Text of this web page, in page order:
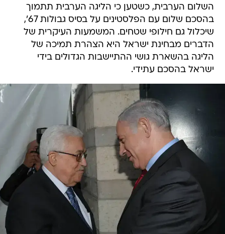
השלום הערבית, כשטען כי הליגה הערבית תתמוך
בהסכם שלום עם הפלסטינים על בסיס גבולות 67',
שיכלול גם חילופי שטחים. המשמעות העיקרית של
הדברים מבחינת ישראל היא הצהרת תמיכה של
הליגה בהשארת גושי ההתיישבות הגדולים בידי
ישראל בהסכם עתידי.